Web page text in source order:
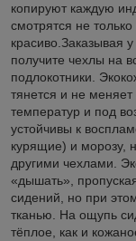
копируют каждую
смотрятся не
красиво.Заказывая
получите чехлы на
подлокотники.
тянется и не
температур и под
устойчивы к
курящие) и морозу,
другими чехлами.
«дышать»,
сидений, но при
тканью. На ощупь
тёплое, как и